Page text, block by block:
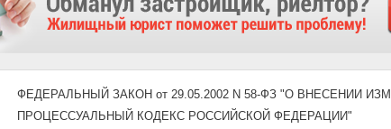
ФЕДЕРАЛЬНЫЙ ЗАКОН от 29.05.2002 N 58-ФЗ "О ВНЕСЕНИИ
ПРОЦЕССУАЛЬНЫЙ КОДЕКС РОССИЙСКОЙ ФЕДЕРАЦИИ"